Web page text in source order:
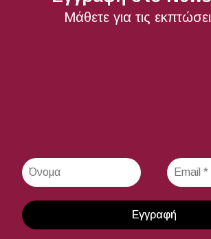
Μάθετε για τις